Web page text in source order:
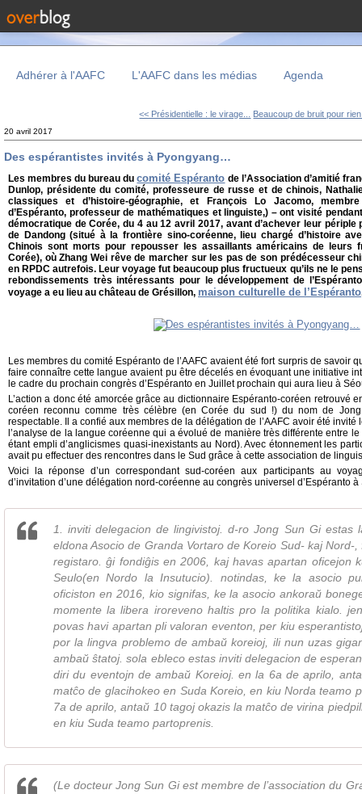
Adhérer à l'AAFC L'AAFC dans les médias Agenda
<< Présidentielle : le virage... Beaucoup de bruit pour
20 avril 2017
Des espérantistes invités à Pyongyang…
Les membres du bureau ducomité Espéranto de l’Association d’amitié
Dunlop, présidente du comité, professeure de russe et de chinois,
classiques et d’histoire-géographie, et François Lo Jacomo,
d’Espéranto, professeur de mathématiques et linguiste,) – ont visité
démocratique de Corée, du 4 au 12 avril 2017, avant d’achever leur périple
de Dandong (situé à la frontière sino-coréenne, lieu chargé d’histoire
Chinois sont morts pour repousser les assaillants américains de leurs
Corée), où Zhang Wei rêve de marcher sur les pas de son prédécesseur
en RPDC autrefois. Leur voyage fut beaucoup plus fructueux qu’ils ne le
rebondissements très intéressants pour le développement de
voyage a eu lieu au château de Grésillon, maison culturelle de l’Espéranto
Les membres du comité Espéranto de l’AAFC avaient été fort surpris de savoir
faire connaître cette langue avaient pu être décelés en évoquant une initiative
le cadre du prochain congrès d’Espéranto en Juillet prochain qui aura lieu à
L’action a donc été amorcée grâce au dictionnaire Espéranto-coréen retrouvé
coréen reconnu comme très célèbre (en Corée du sud !) du nom de
respectable. Il a confié aux membres de la délégation de l’AAFC avoir été invité
l’analyse de la langue coréenne qui a évolué de manière très différente entre
étant empli d’anglicismes quasi-inexistants au Nord). Avec étonnement les
avait pu effectuer des rencontres dans le Sud grâce à cette association de
Voici la réponse d’un correspondant sud-coréen aux participants au
d’invitation d’une délégation nord-coréenne au congrès universel d’Espéranto
1. inviti delegacion de lingivistoj. d-ro Jong Sun Gi estas
eldona Asocio de Granda Vortaro de Koreio Sud- kaj Nord-
registaro. ĝi fondiĝis en 2006, kaj havas apartan oficejon
Seulo(en Nordo la Insutucio). notindas, ke la asocio
oficiston en 2016, kio signifas, ke la asocio ankoraŭ
momente la libera iroreveno haltis pro la politika kialo.
povas havi apartan pli valoran eventon, per kiu
por la lingva problemo de ambaŭ koreioj, ili nun uzas
ambaŭ ŝtatoj. sola ebleco estas inviti delegacion de
diri du eventojn de ambaŭ Koreioj. en la 6a de aprilo,
matĉo de glacihokeo en Suda Koreio, en kiu Norda teamo
7a de aprilo, antaŭ 10 tagoj okazis la matĉo de virina
en kiu Suda teamo partoprenis.
(Le docteur Jong Sun Gi est membre de l’association du